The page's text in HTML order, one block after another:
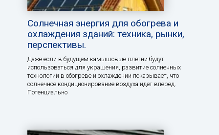
Солнечная энергия для обогрева и
охлаждения зданий: техника, рынки,
перспективы.
Даже если в будущем камышовые плетни будут
использоваться для украшения, развитие солнечных
технологий в обогреве и охлаждении показывает, что
солнечное кондиционирование воздуха идет вперед.
Потенциально